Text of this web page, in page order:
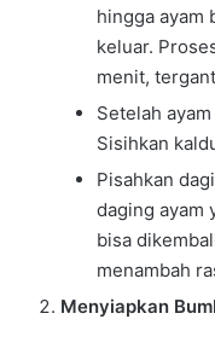
hingga ayam
keluar.
menit,
Setelah
Sisihkan
Pisahkan
daging ayam
bisa
menambah
Menyiapkan